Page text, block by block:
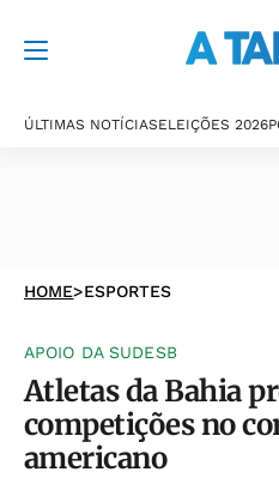
ÚLTIMAS NOTÍCIASELEIÇÕES 2026
HOME>ESPORTES
APOIO DA SUDESB
Atletas da Bahia
competições no
americano